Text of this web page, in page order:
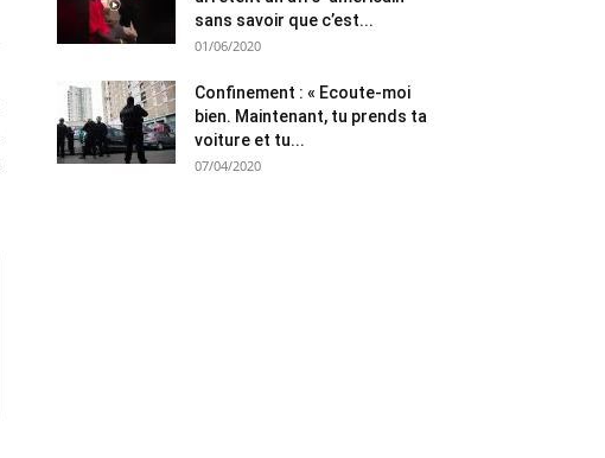
sans savoir que c’est...
01/06/2020
Confinement : « Ecoute-moi
bien. Maintenant, tu prends ta
voiture et tu...
07/04/2020